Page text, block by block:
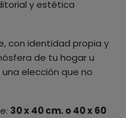
y estética
con identidad propia y
de tu hogar u
elección que no
30 x 40 cm. o 40 x 60